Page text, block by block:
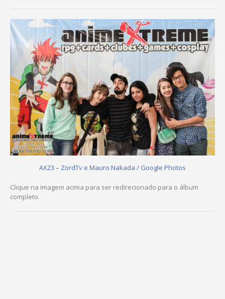
AX23 – ZordTv e Mauro Nakada / Google Photos
Clique na imagem acima para ser redirecionado para o álbum
completo.